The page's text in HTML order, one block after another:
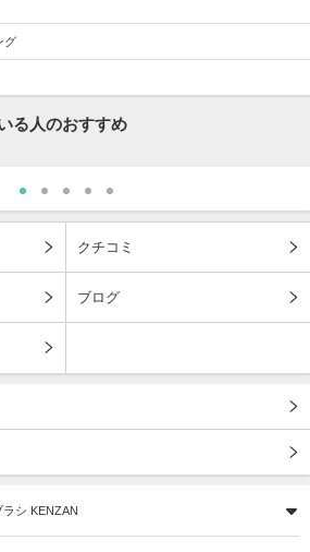
グ
る人のおすすめ
クチコミ
ブログ
シ KENZAN